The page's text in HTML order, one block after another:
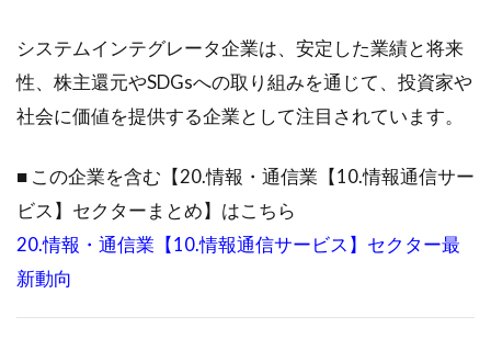
システムインテグレータ企業は、安定した業績と将来
性、株主還元やSDGsへの取り組みを通じて、投資家や
社会に価値を提供する企業として注目されています。
■ この企業を含む【20.情報・通信業【10.情報通信サー
ビス】セクターまとめ】はこちら
20.情報・通信業【10.情報通信サービス】セクター最
新動向